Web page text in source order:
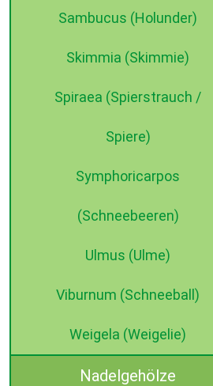
Sambucus (Holunder)
Skimmia (Skimmie)
Spiraea (Spierstrauch /
Spiere)
Symphoricarpos
(Schneebeeren)
Ulmus (Ulme)
Viburnum (Schneeball)
Weigela (Weigelie)
Nadelgehölze